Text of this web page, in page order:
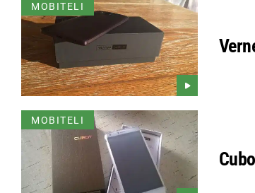
MOBITELI
MOBITELI